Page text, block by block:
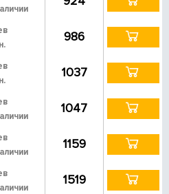
986
1037
1047
1159
1519